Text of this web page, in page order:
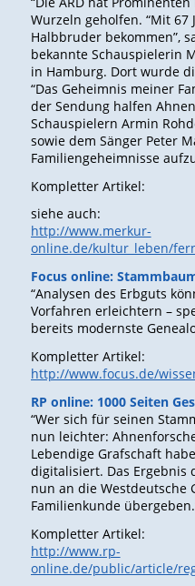
Wurzeln geholfen. “Mit 67
Halbbruder bekommen”,
bekannte Schauspielerin
in Hamburg. Dort wurde
“Das Geheimnis meiner
der Sendung halfen
Schauspielern Armin
sowie dem Sänger Peter
Familiengeheimnisse
Kompletter Artikel:
siehe auch:
http://www.merkur-
online.de/kultur_leben/
Focus online:
“Analysen des Erbguts
Vorfahren erleichtern –
bereits modernste
Kompletter Artikel:
http://www.focus.de/
RP online: 1000 Seiten
“Wer sich für seinen
nun leichter:
Lebendige Grafschaft
digitalisiert. Das
nun an die Westdeutsche
Familienkunde
Kompletter Artikel:
http://www.rp-
online.de/public/article/